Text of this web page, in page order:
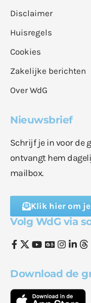
Disclaimer
Huisregels
Cookies
Zakelijke berichten
Over WdG
Nieuwsbrief
Schrijf je in voor de
ontvangt hem
mailbox.
Klik hier om
Volg WdG via
Download de